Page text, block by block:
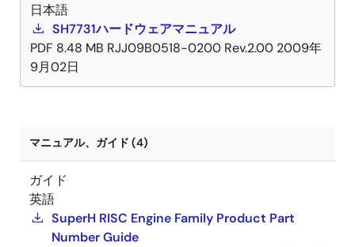
日本語
SH7731ハードウェアマニュアル
PDF 8.48 MB RJJ09B0518-0200 Rev.2.00 2009年
9月02日
マニュアル、ガイド (4)
ガイド
英語
SuperH RISC Engine Family Product Part
Number Guide